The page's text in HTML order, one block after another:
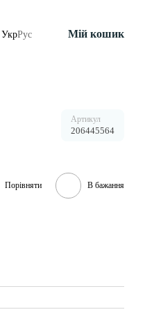
УкрРус Мій кошик
Артикул
206445564
Порівняти В бажання